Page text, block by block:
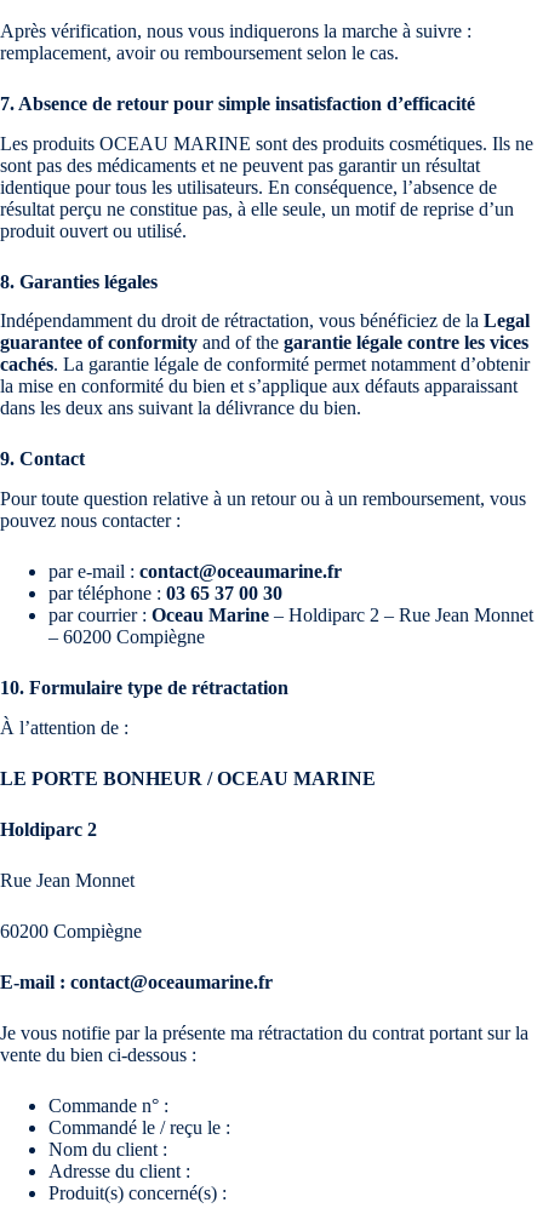
Après vérification, nous vous indiquerons la marche à suivre :
remplacement, avoir ou remboursement selon le cas.
7. Absence de retour pour simple insatisfaction d’efficacité
Les produits OCEAU MARINE sont des produits cosmétiques. Ils ne
sont pas des médicaments et ne peuvent pas garantir un résultat
identique pour tous les utilisateurs. En conséquence, l’absence de
résultat perçu ne constitue pas, à elle seule, un motif de reprise d’un
produit ouvert ou utilisé.
8. Garanties légales
Indépendamment du droit de rétractation, vous bénéficiez de la Legal
guarantee of conformity and of the garantie légale contre les vices
cachés. La garantie légale de conformité permet notamment d’obtenir
la mise en conformité du bien et s’applique aux défauts apparaissant
dans les deux ans suivant la délivrance du bien.
9. Contact
Pour toute question relative à un retour ou à un remboursement, vous
pouvez nous contacter :
par e-mail : contact@oceaumarine.fr
par téléphone : 03 65 37 00 30
par courrier : Oceau Marine – Holdiparc 2 – Rue Jean Monnet
– 60200 Compiègne
10. Formulaire type de rétractation
À l’attention de :
LE PORTE BONHEUR / OCEAU MARINE
Holdiparc 2
Rue Jean Monnet
60200 Compiègne
E-mail : contact@oceaumarine.fr
Je vous notifie par la présente ma rétractation du contrat portant sur la
vente du bien ci-dessous :
Commande n° :
Commandé le / reçu le :
Nom du client :
Adresse du client :
Produit(s) concerné(s) :